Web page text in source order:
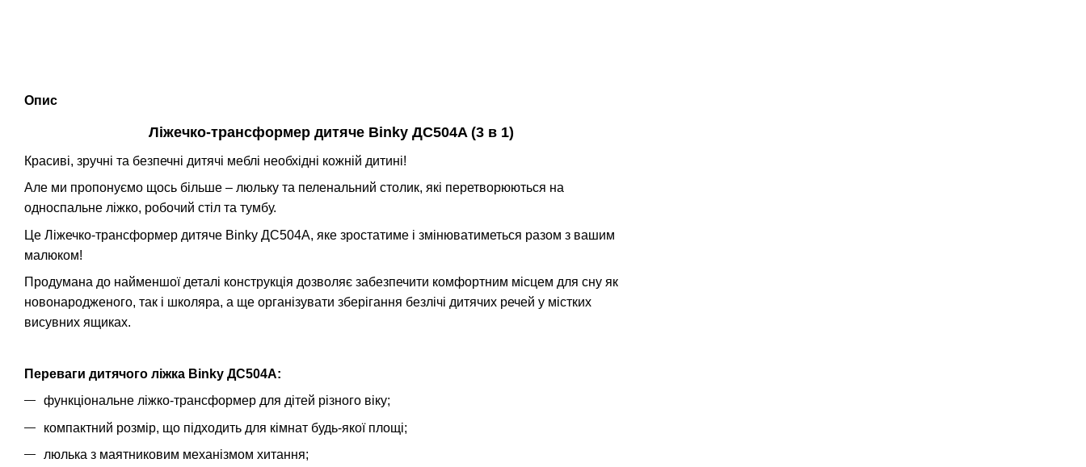
Опис
Ліжечко-трансформер дитяче Binky ДС504A (3 в 1)
Красиві, зручні та безпечні дитячі меблі необхідні кожній дитині!
Але ми пропонуємо щось більше – люльку та пеленальний столик, які перетворюються на
односпальне ліжко, робочий стіл та тумбу.
Це Ліжечко-трансформер дитяче Binky ДС504A, яке зростатиме і змінюватиметься разом з вашим
малюком!
Продумана до найменшої деталі конструкція дозволяє забезпечити комфортним місцем для сну як
новонародженого, так і школяра, а ще організувати зберігання безлічі дитячих речей у містких
висувних ящиках.
Переваги дитячого ліжка Binky ДС504A:
функціональне ліжко-трансформер для дітей різного віку;
компактний розмір, що підходить для кімнат будь-якої площі;
люлька з маятниковим механізмом хитання;